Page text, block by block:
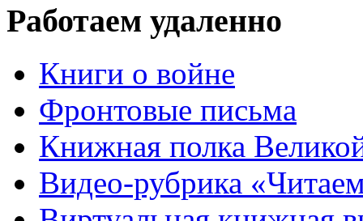
Работаем удаленно
Книги о войне
Фронтовые письма
Книжная полка
Видео-рубрика